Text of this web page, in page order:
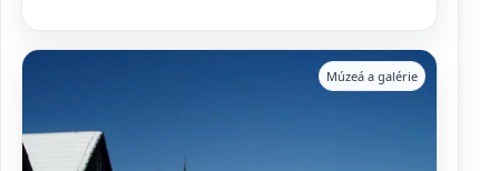
Múzeá a galérie